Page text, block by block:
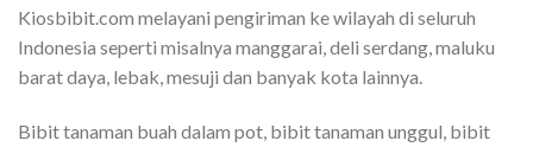
Kiosbibit.com melayani pengiriman ke wilayah di seluruh
Indonesia seperti misalnya manggarai, deli serdang, maluku
barat daya, lebak, mesuji dan banyak kota lainnya.
Bibit tanaman buah dalam pot, bibit tanaman unggul, bibit